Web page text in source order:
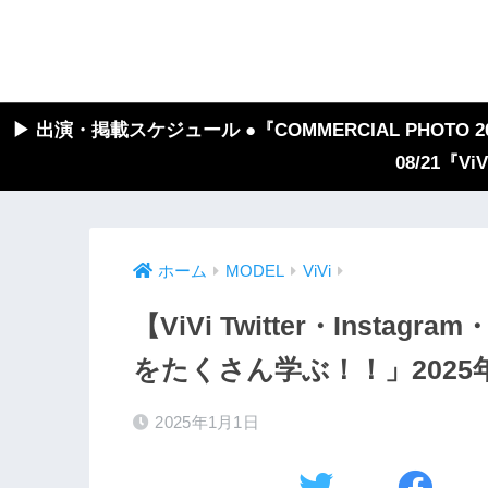
▶︎ 出演・掲載スケジュール ●『COMMERCIAL PHOTO
08/21『
ホーム MODEL ViVi
【ViVi Twitter・Instagram
をたくさん学ぶ！！」2025
2025年1月1日